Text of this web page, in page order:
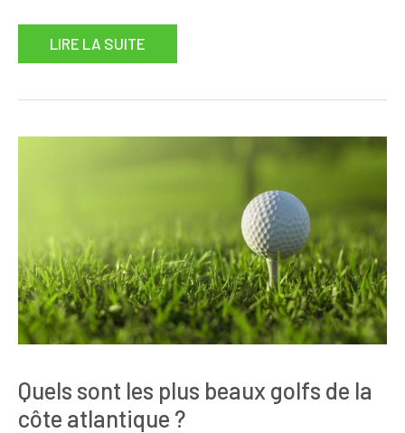
LIRE LA SUITE
Quels sont les plus beaux golfs de la
côte atlantique ?